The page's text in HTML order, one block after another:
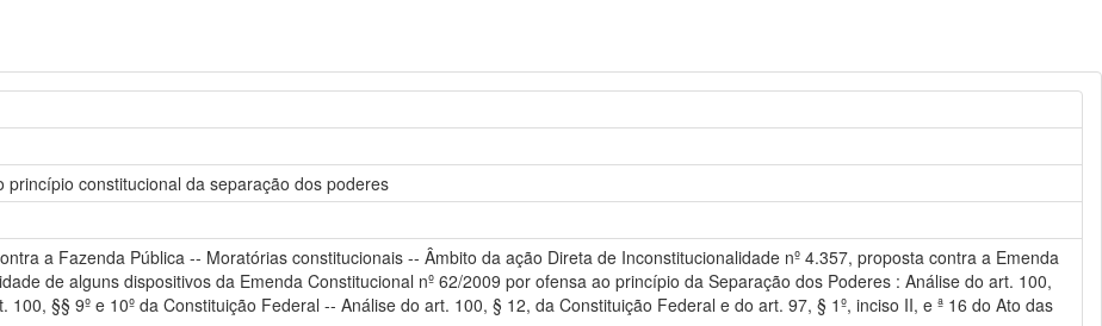
princípio constitucional da separação dos poderes
a Fazenda Pública -- Moratórias constitucionais -- Âmbito da ação Direta de Inconstitucionalidade nº 4.357, proposta contra a Emenda
de alguns dispositivos da Emenda Constitucional nº 62/2009 por ofensa ao princípio da Separação dos Poderes : Análise do art. 100,
100, §§ 9º e 10º da Constituição Federal -- Análise do art. 100, § 12, da Constituição Federal e do art. 97, § 1º, inciso II, e ª 16 do Ato das